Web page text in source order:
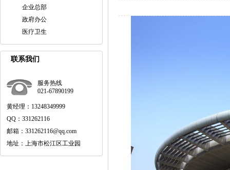
企业总部
政府办公
医疗卫生
联系我们
服务热线
021-67890199
黄经理：13248349999
QQ：331262116
邮箱：331262116@qq.com
地址：上海市松江区工业园